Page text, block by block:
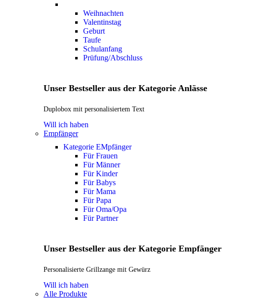
Weihnachten
Valentinstag
Geburt
Taufe
Schulanfang
Prüfung/Abschluss
Unser Bestseller aus der Kategorie Anlässe
Duplobox mit personalisiertem Text
Will ich haben
Empfänger
Kategorie EMpfänger
Für Frauen
Für Männer
Für Kinder
Für Babys
Für Mama
Für Papa
Für Oma/Opa
Für Partner
Unser Bestseller aus der Kategorie Empfänger
Personalisierte Grillzange mit Gewürz
Will ich haben
Alle Produkte